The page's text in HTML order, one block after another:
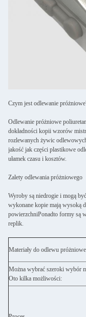
Czym jest odlewanie
Odlewanie próżniowe
dokładności kopii wzorów
rozlewanych żywic
jakość jak części plastikowe
ułamek czasu i kosztów.
Zalety odlewania próżniowego
Wyroby są niedrogie i mogą
wykonane kopie mają wysoką
powierzchniPonadto formy są
replik.
Materiały do odlewu
Można wybrać szeroki wybór
Oto kilka możliwości: